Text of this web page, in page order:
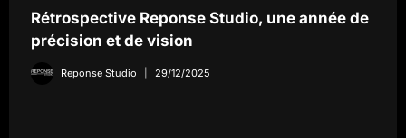
Rétrospective Reponse Studio, une année de
précision et de vision
Reponse Studio 29/12/2025